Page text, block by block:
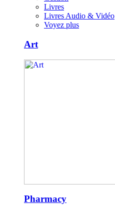
Livres
Livres Audio & Vidéo
Voyez plus
Art
Pharmacy